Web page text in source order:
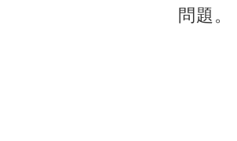
問題。